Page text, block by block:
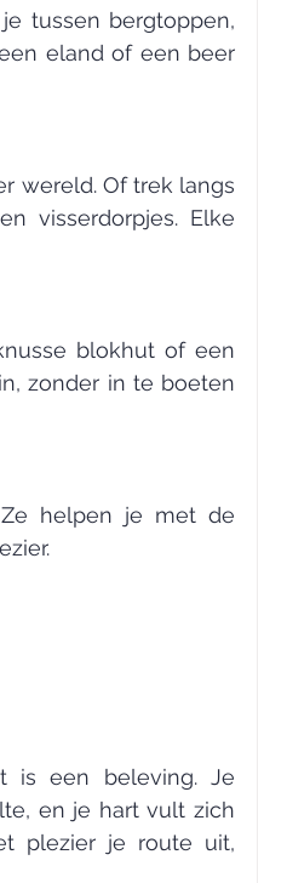
tussen bergtoppen,
eland of een beer
wereld. Of trek langs
visserdorpjes. Elke
blokhut of een
zonder in te boeten
Ze helpen je met de
is een beleving. Je
en je hart vult zich
plezier je route uit,